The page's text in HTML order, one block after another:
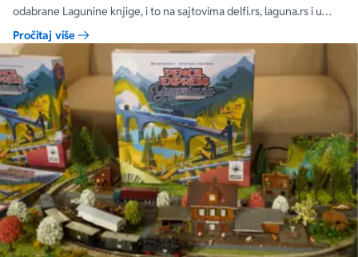
odabrane Lagunine knjige, i to na sajtovima delfi.rs, laguna.rs i u
svim Delfi knjižarama.
Pročitaj više